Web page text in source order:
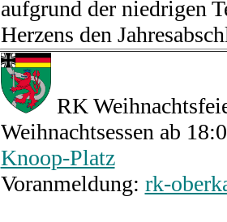
aufgrund der niedrigen
Herzens den
RK
Weihnachtsessen ab
Knoop-Platz
Voranmeldung: rk-